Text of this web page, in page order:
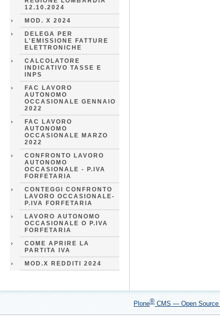
12.10.2024
MOD. X 2024
DELEGA PER
L'EMISSIONE FATTURE
ELETTRONICHE
CALCOLATORE
INDICATIVO TASSE E
INPS
FAC LAVORO
AUTONOMO
OCCASIONALE GENNAIO
2022
FAC LAVORO
AUTONOMO
OCCASIONALE MARZO
2022
CONFRONTO LAVORO
AUTONOMO
OCCASIONALE - P.IVA
FORFETARIA
CONTEGGI CONFRONTO
LAVORO OCCASIONALE-
P.IVA FORFETARIA
LAVORO AUTONOMO
OCCASIONALE O P.IVA
FORFETARIA
COME APRIRE LA
PARTITA IVA
MOD.X REDDITI 2024
Plone® CMS — Open Source